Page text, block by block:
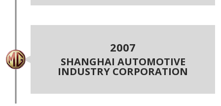
2007
SHANGHAI AUTOMOTIVE
INDUSTRY CORPORATION